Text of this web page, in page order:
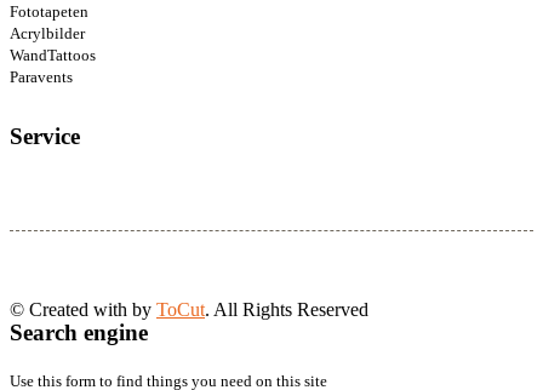
Fototapeten
Acrylbilder
WandTattoos
Paravents
Service
© Created with by ToCut. All Rights Reserved
Search engine
Use this form to find things you need on this site